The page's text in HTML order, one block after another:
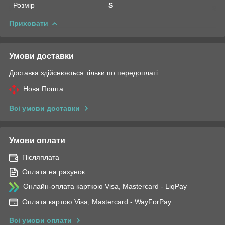
Розмір
S
Приховати
Умови доставки
Доставка здійснюється тільки по передоплаті.
Нова Пошта
Всі умови доставки
Умови оплати
Післяплата
Оплата на рахунок
Онлайн-оплата карткою Visa, Mastercard - LiqPay
Оплата картою Visa, Mastercard - WayForPay
Всі умови оплати